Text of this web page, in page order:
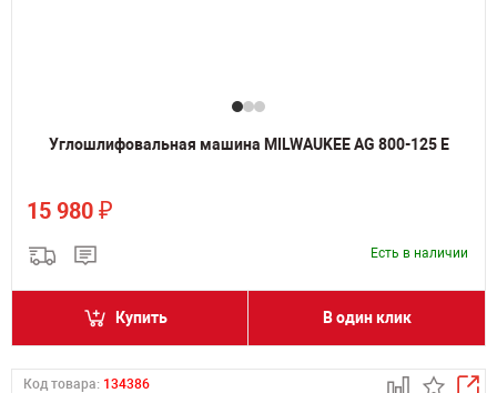
Углошлифовальная машина MILWAUKEE AG 800-125 E
15 980 ₽
Есть в наличии
Купить В один клик
Код товара: 134386